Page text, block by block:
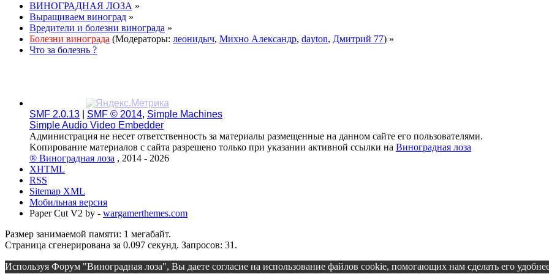
ВИНОГРАДНАЯ ЛОЗА »
Выращиваем виноград »
Вредители и болезни винограда »
Болезни винограда (Модераторы: леонидыч, Михно Александр, dayton, Дмитрий 77) »
Что за болезнь ?
SMF 2.0.13 SMF © 2014, Simple Machines
Simple Audio Video Embedder
Администрация не несет ответственность за материалы размещенные на данном сайте его пользователями.
Kопирование материалов с сайта разрешено только при указании активной ссылки на Виноградная лоза
® Виноградная лоза , 2014 - 2026
XHTML
RSS
Sitemap XML
Мобильная версия
Paper Cut V2 by - wargamerthemes.com
Размер занимаемой памяти: 1 мегабайт.
Страница сгенерирована за 0.097 секунд. Запросов: 31.
Используя Форум "Виноградная лоза", Вы даете согласие на использование файлов cookie, помогающих нам сделать его